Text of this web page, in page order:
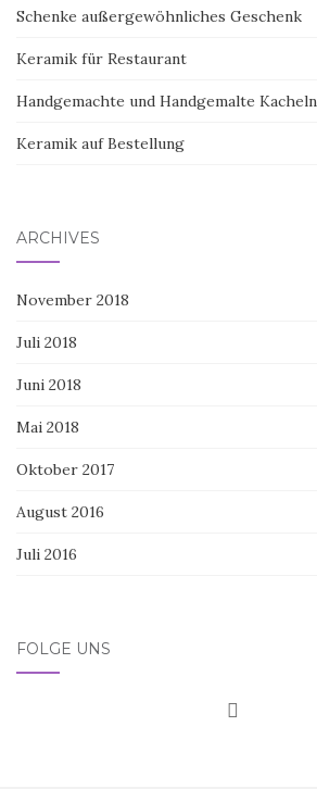
Schenke außergewöhnliches Geschenk
Keramik für Restaurant
Handgemachte und Handgemalte
Keramik auf Bestellung
ARCHIVES
November 2018
Juli 2018
Juni 2018
Mai 2018
Oktober 2017
August 2016
Juli 2016
FOLGE UNS